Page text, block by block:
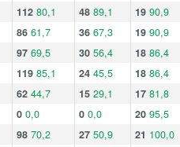
112 80,1 48 89,1 19 90,9
86 61,7 36 67,3 19 90,9
97 69,5 30 56,4 18 86,4
119 85,1 24 45,5 18 86,4
62 44,7 15 29,1 17 81,8
0 0,0 0 0,0 20 95,5
98 70,2 27 50,9 21 100,0